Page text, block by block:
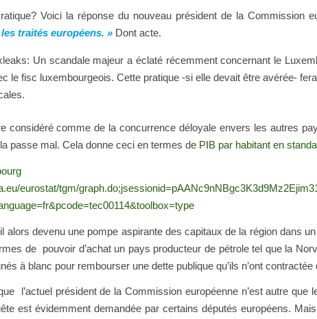
Voici la réponse du nouveau président de la Commission
traités européens. » Dont acte.
Un scandale majeur a éclaté récemment concernant le
le fisc luxembourgeois. Cette pratique -si elle devait être avérée-
considéré comme de la concurrence déloyale envers les autres
passe mal. Cela donne ceci en termes de PIB par habitant en
eurostat/tgm/
alors devenu une pompe aspirante des capitaux de la région dans
de pouvoir d’achat un pays producteur de pétrole tel que la
à blanc pour rembourser une dette publique qu’ils n’ont
l’actuel président de la Commission européenne n’est autre
est évidemment demandée par certains députés européens.